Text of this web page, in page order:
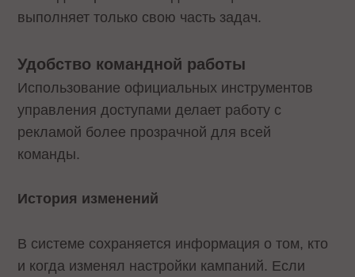
выполняет только свою часть задач.
Удобство командной работы
Использование официальных инструментов
управления доступами делает работу с
рекламой более прозрачной для всей
команды.
История изменений
В системе сохраняется информация о том, кто
и когда изменял настройки кампаний. Если